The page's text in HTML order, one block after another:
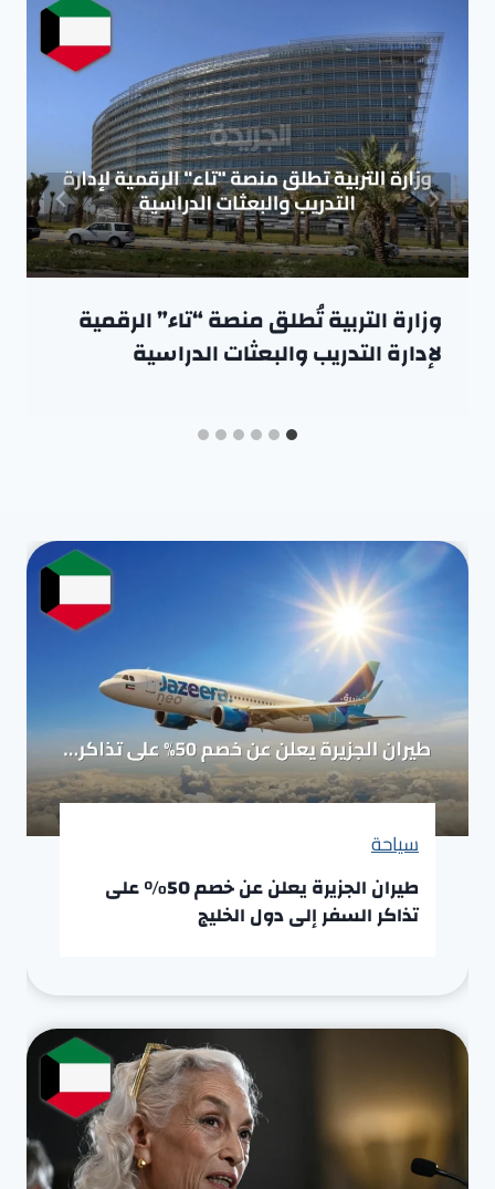
وزارة التربية تُطلق منصة “تاء” الرقمية
لإدارة التدريب والبعثات الدراسية
سياحة
طيران الجزيرة يعلن عن خصم 50% على
تذاكر السفر إلى دول الخليج